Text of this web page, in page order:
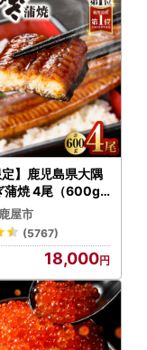
定】鹿児島県大隅
蒲焼 4尾（600g
004-04-cp18
魚 惣菜 総菜
屋市
(5767)
18,000